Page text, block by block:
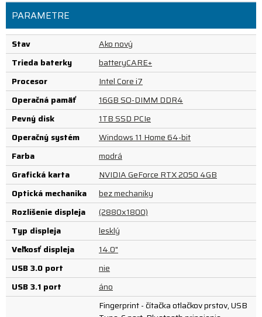
PARAMETRE
Stav
Ako nový
Trieda baterky
batteryCARE+
Procesor
Intel Core i7
Operačná pamäť
16GB SO-DIMM DDR4
Pevný disk
1TB SSD PCIe
Operačný systém
Windows 11 Home 64-bit
Farba
modrá
Grafická karta
NVIDIA GeForce RTX 2050 4GB
Optická mechanika
bez mechaniky
Rozlíšenie displeja
(2880x1800)
Typ displeja
lesklý
Veľkosť displeja
14.0"
USB 3.0 port
nie
USB 3.1 port
áno
Fingerprint - čítačka otlačkov prstov, USB